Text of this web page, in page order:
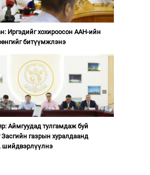
Иргэдийг хохироосон ААН-ийн
битүүмжлэнэ
Аймгуудад тулгамдаж буй
Засгийн газрын хуралдаанд
шийдвэрлүүлнэ